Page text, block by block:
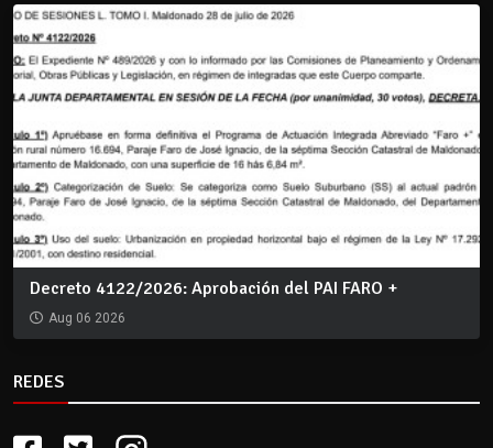
Decreto 4122/2026: Aprobación del PAI FARO +
Aug 06 2026
REDES